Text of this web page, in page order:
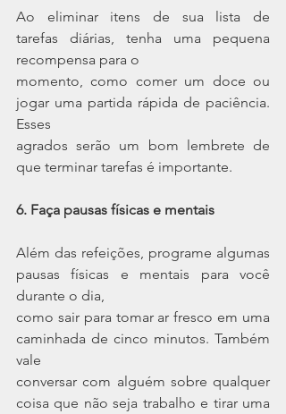
Ao eliminar itens de sua lista de
tarefas diárias, tenha uma pequena
recompensa para o
momento, como comer um doce ou
jogar uma partida rápida de paciência.
Esses
agrados serão um bom lembrete de
que terminar tarefas é importante.
6. Faça pausas físicas e mentais
Além das refeições, programe algumas
pausas físicas e mentais para você
durante o dia,
como sair para tomar ar fresco em uma
caminhada de cinco minutos. Também
vale
conversar com alguém sobre qualquer
coisa que não seja trabalho e tirar uma